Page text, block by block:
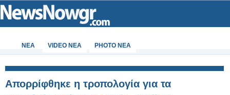
ΝΕΑ VIDEO NEA PHOTO NEA
Απορρίφθηκε η τροπολογία για τα